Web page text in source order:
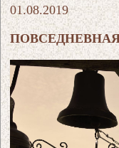
01.08.2019